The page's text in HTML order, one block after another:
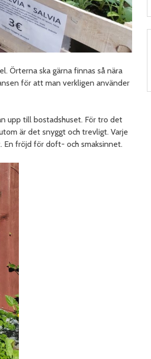
Örterna ska gärna finnas så nära
för att man verkligen använder
upp till bostadshuset. För tro det
är det snyggt och trevligt. Varje
En fröjd för doft- och smaksinnet.